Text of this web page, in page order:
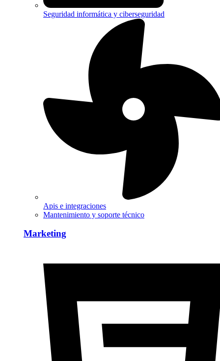
Seguridad informática y ciberseguridad
Apis e integraciones
Mantenimiento y soporte técnico
Marketing